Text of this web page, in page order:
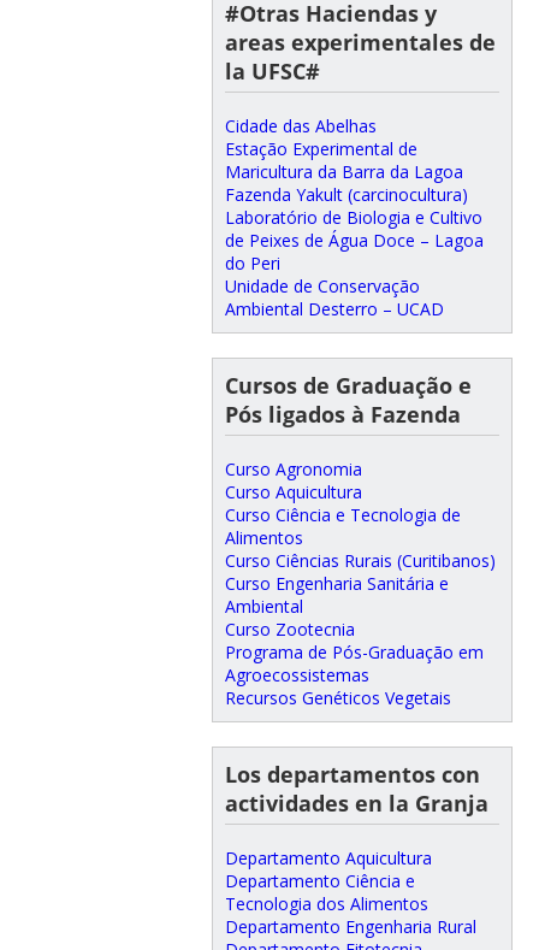
#Otras Haciendas y
areas experimentales de
la UFSC#
Cidade das Abelhas
Estação Experimental de
Maricultura da Barra da Lagoa
Fazenda Yakult (carcinocultura)
Laboratório de Biologia e Cultivo
de Peixes de Água Doce – Lagoa
do Peri
Unidade de Conservação
Ambiental Desterro – UCAD
Cursos de Graduação e
Pós ligados à Fazenda
Curso Agronomia
Curso Aquicultura
Curso Ciência e Tecnologia de
Alimentos
Curso Ciências Rurais (Curitibanos)
Curso Engenharia Sanitária e
Ambiental
Curso Zootecnia
Programa de Pós-Graduação em
Agroecossistemas
Recursos Genéticos Vegetais
Los departamentos con
actividades en la Granja
Departamento Aquicultura
Departamento Ciência e
Tecnologia dos Alimentos
Departamento Engenharia Rural